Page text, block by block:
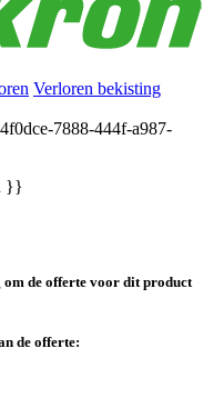
Verloren bekisting
}}
de offerte voor dit product
de offerte: